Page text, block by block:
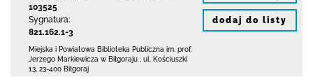
103525
Sygnatura:
821.162.1-3
Miejska i Powiatowa Biblioteka Publiczna im. prof.
Jerzego Markiewicza w Biłgoraju
ul. Kościuszki
13 23-400 Biłgoraj
dodaj do listy